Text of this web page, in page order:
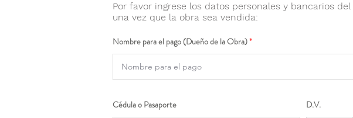
Por favor ingrese los datos personales y bancarios
una vez que la obra sea vendida:
Nombre para el pago (Dueño de la Obra)
Cédula o Pasaporte D.V.